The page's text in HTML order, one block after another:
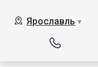
Ярославль ▼